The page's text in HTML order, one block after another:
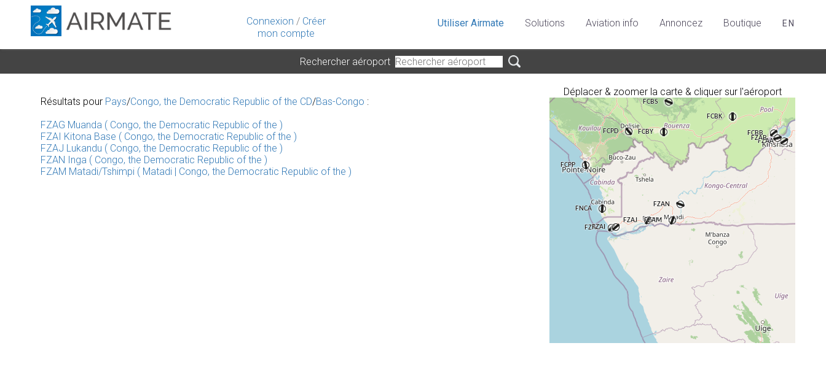
Connexion / Créer
mon compte
Utiliser Airmate Solutions Aviation info Annoncez Boutique EN
Rechercher aéroport
Déplacer & zoomer la carte & cliquer sur l'aéroport
Résultats pour Pays/Congo, the Democratic Republic of the CD/Bas-Congo :
FZAG Muanda ( Congo, the Democratic Republic of the )
FZAI Kitona Base ( Congo, the Democratic Republic of the )
FZAJ Lukandu ( Congo, the Democratic Republic of the )
FZAN Inga ( Congo, the Democratic Republic of the )
FZAM Matadi/Tshimpi ( Matadi | Congo, the Democratic Republic of the )